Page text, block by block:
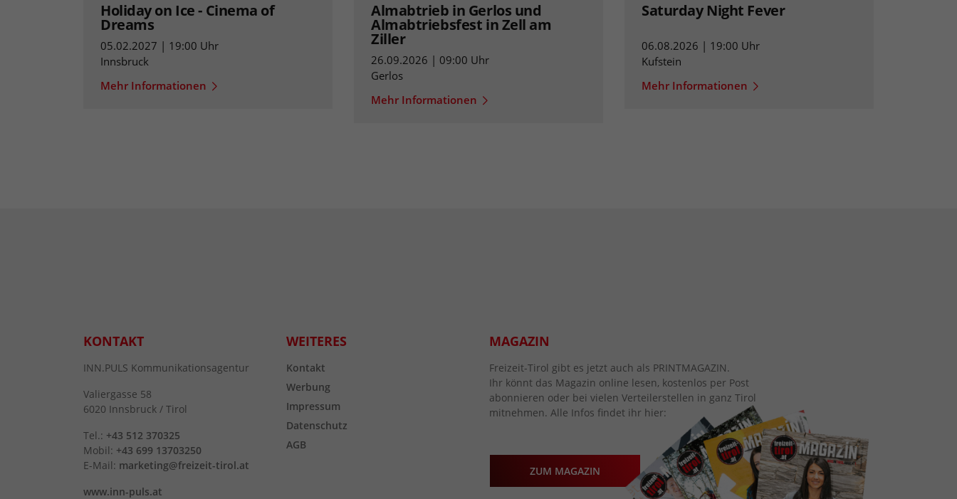
Holiday on Ice - Cinema of
Dreams
05.02.2027 | 19:00 Uhr
Innsbruck
Mehr Informationen
Almabtrieb in Gerlos und
Almabtriebsfest in Zell am
Ziller
26.09.2026 | 09:00 Uhr
Gerlos
Mehr Informationen
Saturday Night Fever
06.08.2026 | 19:00 Uhr
Kufstein
Mehr Informationen
KONTAKT
INN.PULS Kommunikationsagentur
Valiergasse 58
6020 Innsbruck / Tirol
Tel.: +43 512 370325
Mobil: +43 699 13703250
E-Mail: marketing@freizeit-tirol.at
www.inn-puls.at
WEITERES
Kontakt
Werbung
Impressum
Datenschutz
AGB
MAGAZIN
Freizeit-Tirol gibt es jetzt auch als PRINTMAGAZIN.
Ihr könnt das Magazin online lesen, kostenlos per Post
abonnieren oder bei vielen Verteilerstellen in ganz Tirol
mitnehmen. Alle Infos findet ihr hier:
ZUM MAGAZIN